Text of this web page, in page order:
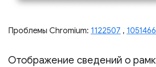
Проблемы Chromium: 1122507 , 1051466
Отображение сведений о